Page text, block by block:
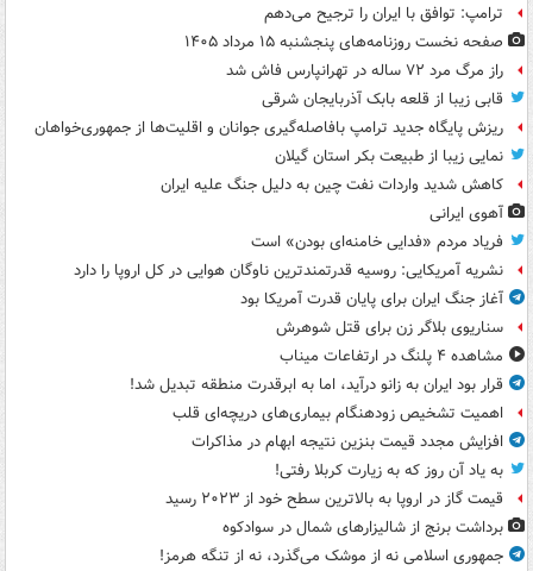
ترامپ: توافق با ایران را ترجیح می‌دهم
صفحه نخست روزنامه‌های پنجشنبه ۱۵ مرداد ۱۴۰۵
راز مرگ مرد ۷۲ ساله در تهرانپارس فاش شد
قابی زیبا از قلعه بابک آذربایجان شرقی
ریزش پایگاه جدید ترامپ بافاصله‌گیری جوانان و اقلیت‌ها از جمهوری‌خواهان
نمایی زیبا از طبیعت بکر استان گیلان
کاهش شدید واردات نفت چین به دلیل جنگ علیه ایران
آهوی ایرانی
فریاد مردم «فدایی خامنه‌ای بودن» است
نشریه آمریکایی: روسیه قدرتمندترین ناوگان هوایی در کل اروپا را دارد
آغاز جنگ ایران برای پایان قدرت آمریکا بود
سناریوی بلاگر زن برای قتل شوهرش
مشاهده ۴ پلنگ در ارتفاعات میناب
قرار بود ایران به زانو درآید، اما به ابرقدرت منطقه تبدیل شد!
اهمیت تشخیص زودهنگام بیماری‌های دریچه‌ای قلب
افزایش مجدد قیمت بنزین نتیجه ابهام در مذاکرات
به یاد آن روز که به زیارت کربلا رفتی!
قیمت گاز در اروپا به بالاترین سطح خود از ۲۰۲۳ رسید
برداشت برنج از شالیزارهای شمال در سوادکوه
جمهوری اسلامی نه از موشک می‌گذرد، نه از تنگه هرمز!